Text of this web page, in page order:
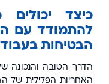
כיצד
להתמודד עם
הבטיחות
הדרך הטובה והנכונה
האחריות הפלילית של